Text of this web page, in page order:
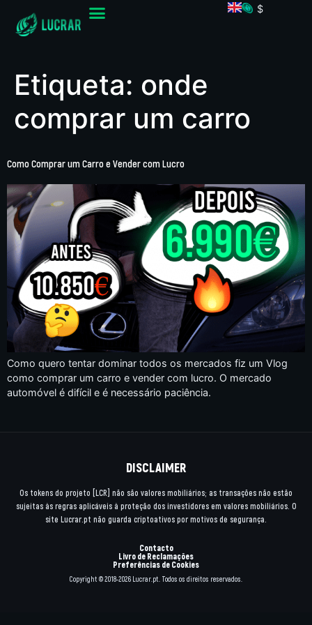
$
Etiqueta: onde
comprar um carro
Como Comprar um Carro e Vender com Lucro
Como quero tentar dominar todos os mercados fiz um Vlog
como comprar um carro e vender com lucro. O mercado
automóvel é difícil e é necessário paciência.
DISCLAIMER
Os tokens do projeto [LCR] não são valores mobiliários; as transações não estão
sujeitas às regras aplicáveis à proteção dos investidores em valores mobiliários. O
site Lucrar.pt não guarda criptoativos por motivos de segurança.
Contacto
Livro de Reclamações
Preferências de Cookies
Copyright © 2018-2026 Lucrar.pt. Todos os direitos reservados.